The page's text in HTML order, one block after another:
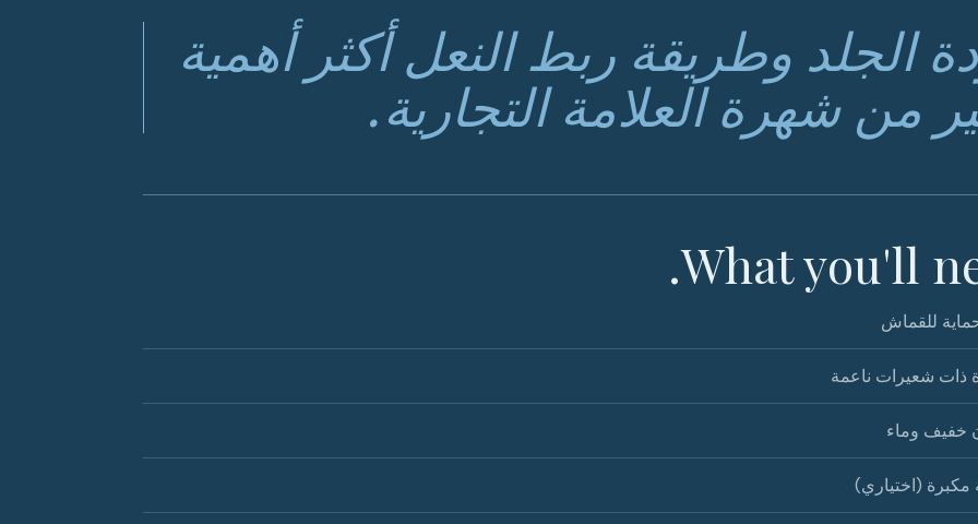
الجلد وطريقة ربط النعل أكثر أهمية
من شهرة العلامة التجارية.
What you'll
للقماش
ذات شعيرات ناعمة
خفيف وماء
(اختياري)